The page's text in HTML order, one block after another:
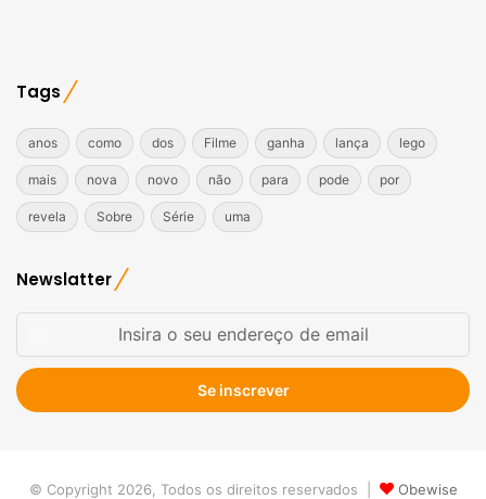
Tags
anos como dos Filme ganha lança lego
mais nova novo não para pode por
revela Sobre Série uma
Newslatter
seu
endereço
de
© Copyright 2026, Todos os direitos reservados | Obewise